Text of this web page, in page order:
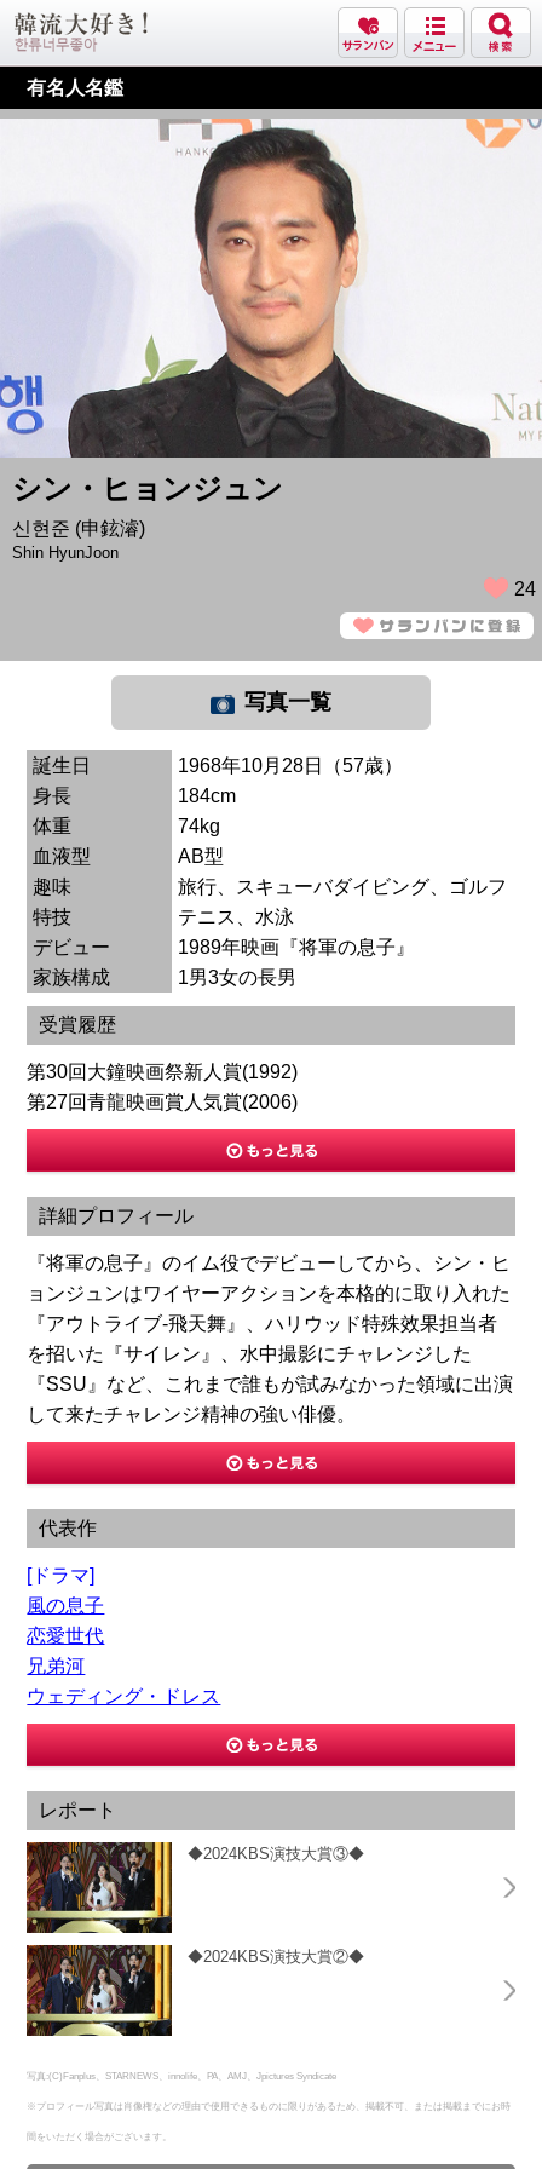
有名人名鑑
シン・ヒョンジュン
신현준 (申鉉濬)
Shin HyunJoon
24
写真一覧
誕生日
1968年10月28日（57歳）
身長
184cm
体重
74kg
血液型
AB型
趣味
旅行、スキューバダイビング、ゴルフ
特技
テニス、水泳
デビュー
1989年映画『将軍の息子』
家族構成
1男3女の長男
受賞履歴
第30回大鐘映画祭新人賞(1992)
第27回青龍映画賞人気賞(2006)
詳細プロフィール
『将軍の息子』のイム役でデビューしてから、シン・ヒ
ョンジュンはワイヤーアクションを本格的に取り入れた
『アウトライブ-飛天舞』、ハリウッド特殊效果担当者
を招いた『サイレン』、水中撮影にチャレンジした
『SSU』など、これまで誰もが試みなかった領域に出演
して来たチャレンジ精神の強い俳優。
代表作
[ドラマ]
風の息子
恋愛世代
兄弟河
ウェディング・ドレス
レポート
◆2024KBS演技大賞③◆
◆2024KBS演技大賞②◆
写真:(C)Fanplus、STARNEWS、innolife、PA、AMJ、Jpictures Syndicate
※プロフィール写真は肖像権などの理由で使用できるものに限りがあるため、掲載不可、または掲載までにお時
間をいただく場合がございます。